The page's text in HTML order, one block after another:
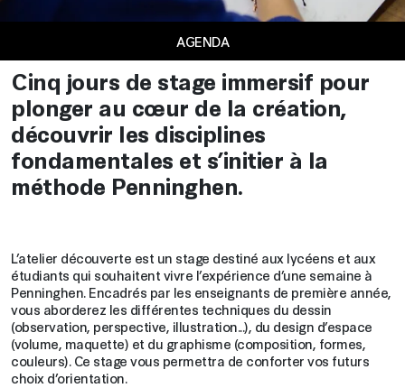
AGENDA
Cinq jours de stage immersif pour
plonger au cœur de la création,
découvrir les disciplines
fondamentales et s’initier à la
méthode Penninghen.
L’atelier découverte est un stage destiné aux lycéens et aux
étudiants qui souhaitent vivre l’expérience d’une semaine à
Penninghen. Encadrés par les enseignants de première année,
vous aborderez les différentes techniques du dessin
(observation, perspective, illustration...), du design d’espace
(volume, maquette) et du graphisme (composition, formes,
couleurs). Ce stage vous permettra de conforter vos futurs
choix d’orientation.